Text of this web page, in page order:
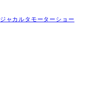
ジャカルタモーターショー